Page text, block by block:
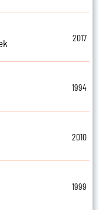
2017
1994
2010
1999